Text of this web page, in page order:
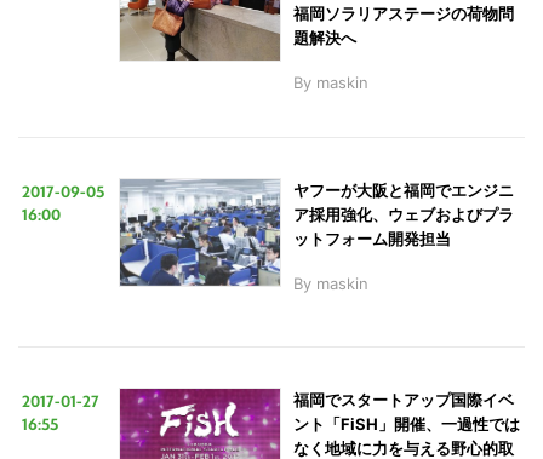
福岡ソラリアステージの荷物問
題解決へ
By maskin
2017-09-05
16:00
ヤフーが大阪と福岡でエンジニ
ア採用強化、ウェブおよびプラ
ットフォーム開発担当
By maskin
2017-01-27
16:55
福岡でスタートアップ国際イベ
ント「FiSH」開催、一過性では
なく地域に力を与える野心的取
Re:Work
暗号資産
VR/AR
[Voice Edition]
特集